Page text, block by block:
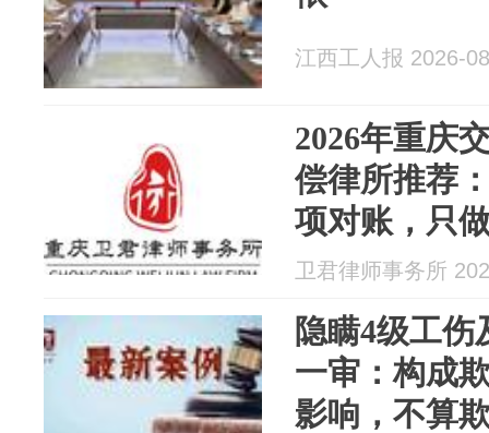
江西工人报 2026-
2026年重庆
偿律所推荐
项对账，只
卫君律师事务所
隐瞒4级工
一审：构成
影响，不算